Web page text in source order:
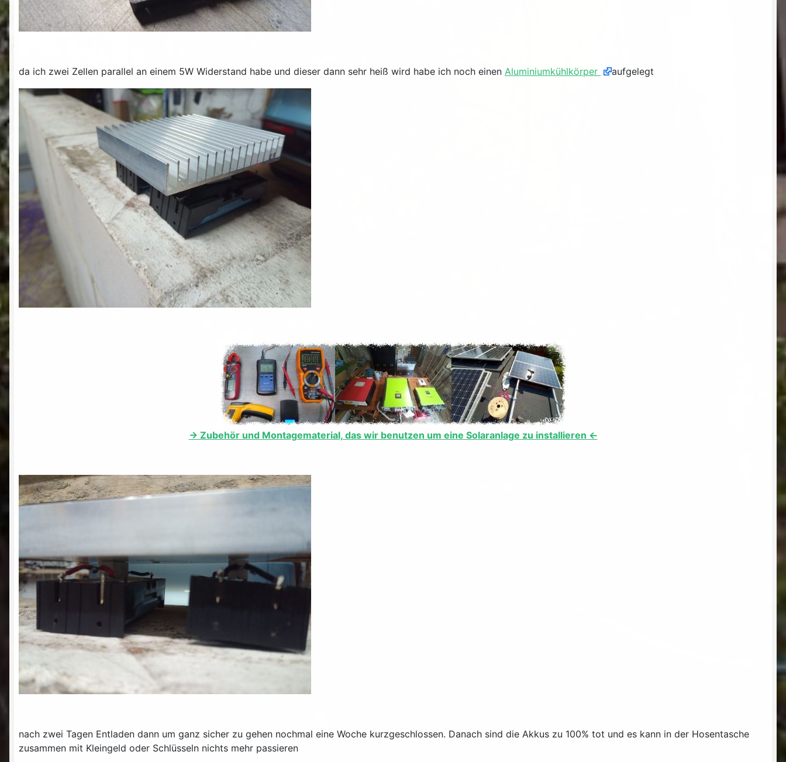
da ich zwei Zellen parallel an einem 5W Widerstand habe und dieser dann sehr heiß wird habe ich noch einen Aluminiumkühlkörper aufgelegt
-> Zubehör und Montagematerial, das wir benutzen um eine Solaranlage zu installieren <-
nach zwei Tagen Entladen dann um ganz sicher zu gehen nochmal eine Woche kurzgeschlossen. Danach sind die Akkus zu 100% tot und es kann in der Hosentasche
zusammen mit Kleingeld oder Schlüsseln nichts mehr passieren